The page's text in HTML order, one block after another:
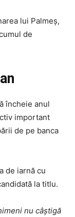
lui Palmeș,
de
încheie anul
important
de pe banca
de iarnă cu
la titlu.
nu câștigă